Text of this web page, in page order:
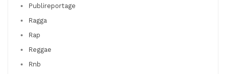
Publireportage
Ragga
Rap
Reggae
Rnb